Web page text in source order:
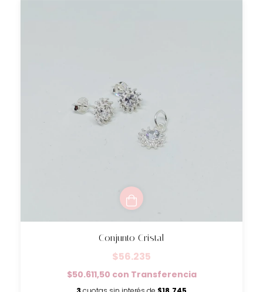
Conjunto Cristal
$56.235
$50.611,50 con Transferencia